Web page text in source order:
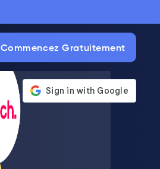
Commencez Gratuitement